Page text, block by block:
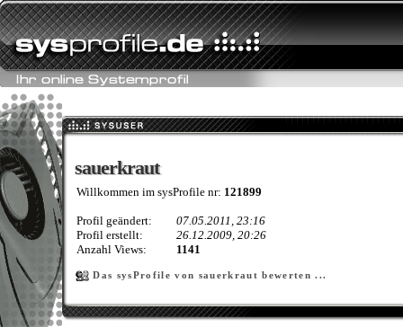
sauerkraut
sauerkraut
Willkommen im sysProfile nr: 121899
Profil geändert:
07.05.2011, 23:16
Profil erstellt:
26.12.2009, 20:26
Anzahl Views:
1141
Das sysProfile von sauerkraut bewerten ...